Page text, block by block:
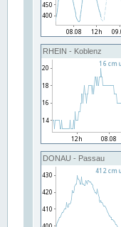
RHEIN - Koblenz
DONAU - Passau